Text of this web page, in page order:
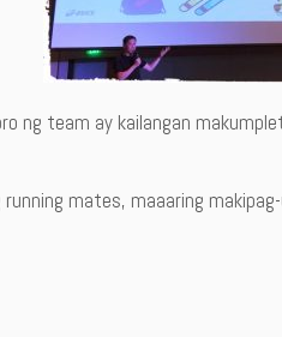
ng team ay kailangan
mates, maaaring